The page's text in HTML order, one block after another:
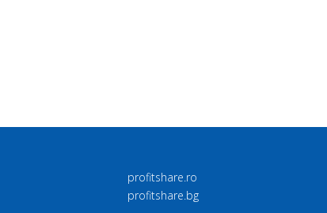
profitshare.ro
profitshare.bg